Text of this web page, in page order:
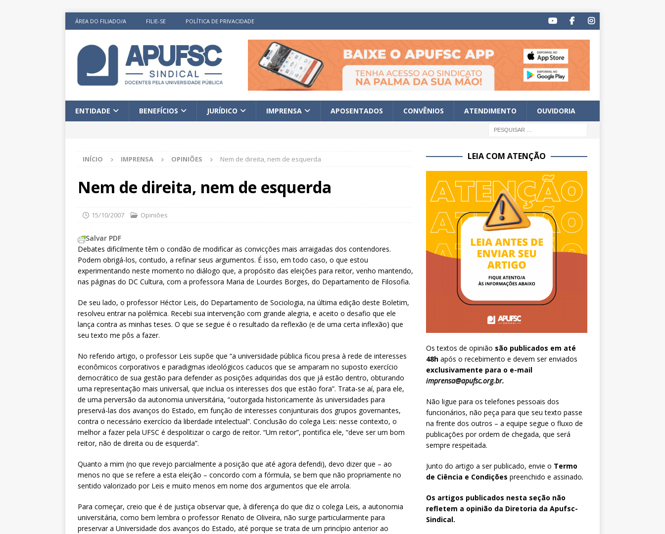
ÁREA DO FILIADO/A FILIE-SE POLÍTICA DE PRIVACIDADE
ENTIDADE BENEFÍCIOS JURÍDICO IMPRENSA APOSENTADOS CONVÊNIOS ATENDIMENTO OUVIDORIA
INÍCIO IMPRENSA OPINIÕES Nem de direita, nem de esquerda
Nem de direita, nem de esquerda
15/10/2007 Opiniões
Salvar PDF
Debates dificilmente têm o condão de modificar as convicções mais arraigadas dos contendores.
Podem obrigá-los, contudo, a refinar seus argumentos. É isso, em todo caso, o que estou
experimentando neste momento no diálogo que, a propósito das eleições para reitor, venho mantendo,
nas páginas do DC Cultura, com a professora Maria de Lourdes Borges, do Departamento de Filosofia.
De seu lado, o professor Héctor Leis, do Departamento de Sociologia, na última edição deste Boletim,
resolveu entrar na polêmica. Recebi sua intervenção com grande alegria, e aceito o desafio que ele
lança contra as minhas teses. O que se segue é o resultado da reflexão (e de uma certa inflexão) que
seu texto me pôs a fazer.
No referido artigo, o professor Leis supõe que “a universidade pública ficou presa à rede de interesses
econômicos corporativos e paradigmas ideológicos caducos que se amparam no suposto exercício
democrático de sua gestão para defender as posições adquiridas dos que já estão dentro, obturando
uma representação mais universal, que inclua os interesses dos que estão fora”. Trata-se aí, para ele,
de uma perversão da autonomia universitária, “outorgada historicamente às universidades para
preservá-las dos avanços do Estado, em função de interesses conjunturais dos grupos governantes,
contra o necessário exercício da liberdade intelectual”. Conclusão do colega Leis: nesse contexto, o
melhor a fazer pela UFSC é despolitizar o cargo de reitor. “Um reitor”, pontifica ele, “deve ser um bom
reitor, não de direita ou de esquerda”.
Quanto a mim (no que revejo parcialmente a posição que até agora defendi), devo dizer que – ao
menos no que se refere a esta eleição – concordo com a fórmula, se bem que não propriamente no
sentido valorizado por Leis e muito menos em nome dos argumentos que ele arrola.
Para começar, creio que é de justiça observar que, à diferença do que diz o colega Leis, a autonomia
universitária, como bem lembra o professor Renato de Oliveira, não surge particularmente para
preservar a Universidade dos avanços do Estado, até porque se trata de um princípio anterior ao
LEIA COM ATENÇÃO
Os textos de opinião são publicados em até
48hapós o recebimento e devem ser enviados
exclusivamente para o e-mail
imprensa@apufsc.org.br.
Não ligue para os telefones pessoais dos
funcionários, não peça para que seu texto passe
na frente dos outros – a equipe segue o fluxo de
publicações por ordem de chegada, que será
sempre respeitada.
Junto do artigo a ser publicado, envie o Termo
de Ciência e Condições preenchido e assinado.
Os artigos publicados nesta seção não
refletem a opinião da Diretoria da Apufsc-
Sindical.